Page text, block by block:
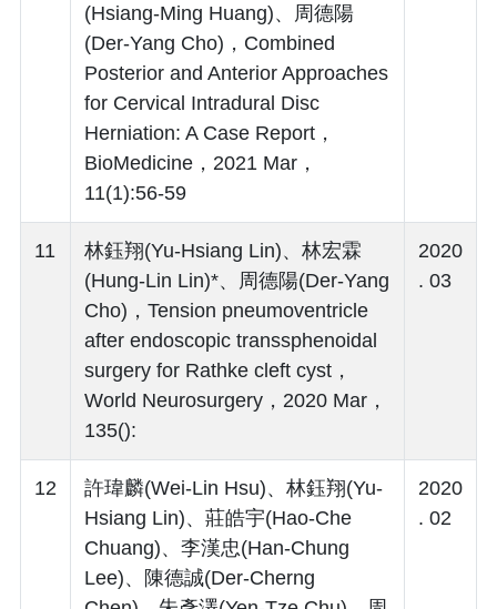
(Hsiang-Ming Huang)、周德陽
(Der-Yang Cho)，Combined
Posterior and Anterior Approaches
for Cervical Intradural Disc
Herniation: A Case Report，
BioMedicine，2021 Mar，
11(1):56-59
11
林鈺翔(Yu-Hsiang Lin)、林宏霖
(Hung-Lin Lin)*、周德陽(Der-Yang
Cho)，Tension pneumoventricle
after endoscopic transsphenoidal
surgery for Rathke cleft cyst，
World Neurosurgery，2020 Mar，
135():
2020
. 03
12
許瑋麟(Wei-Lin Hsu)、林鈺翔(Yu-
Hsiang Lin)、莊皓宇(Hao-Che
Chuang)、李漢忠(Han-Chung
Lee)、陳德誠(Der-Cherng
2020
. 02